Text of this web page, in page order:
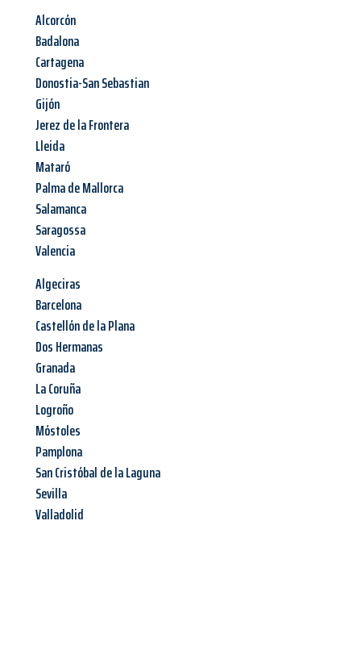
Alcorcón
Badalona
Cartagena
Donostia-San Sebastian
Gijón
Jerez de la Frontera
Lleida
Mataró
Palma de Mallorca
Salamanca
Saragossa
Valencia
Algeciras
Barcelona
Castellón de la Plana
Dos Hermanas
Granada
La Coruña
Logroño
Móstoles
Pamplona
San Cristóbal de la Laguna
Sevilla
Valladolid